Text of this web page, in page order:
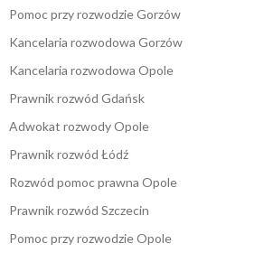
Pomoc przy rozwodzie Gorzów
Kancelaria rozwodowa Gorzów
Kancelaria rozwodowa Opole
Prawnik rozwód Gdańsk
Adwokat rozwody Opole
Prawnik rozwód Łódź
Rozwód pomoc prawna Opole
Prawnik rozwód Szczecin
Pomoc przy rozwodzie Opole